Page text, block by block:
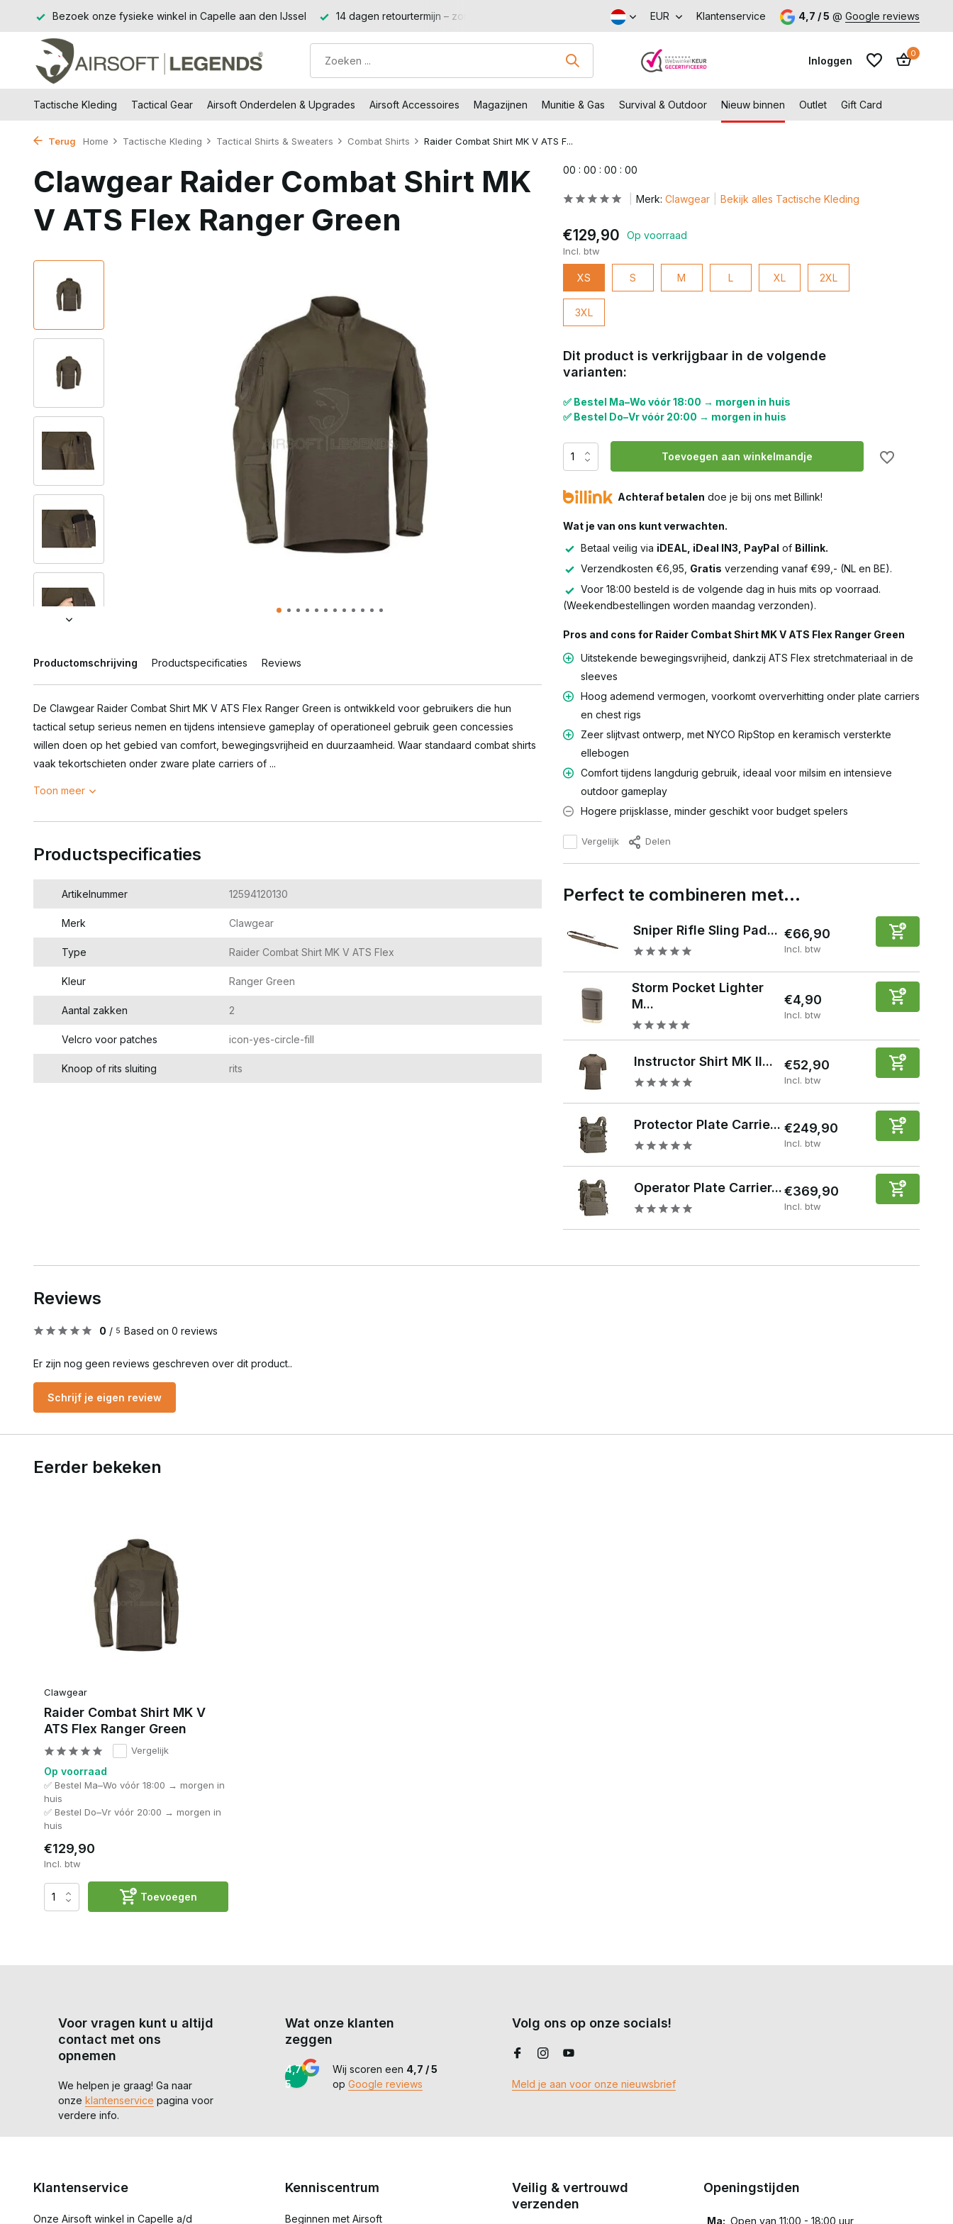
Bezoek onze fysieke winkel in Capelle aan den IJssel 14 dagen retourtermijn – zonder gedoe, zonder stress. Shop met voordeel – Gratis verzending vanaf €99,- Bezoek
EUR Klantenservice 4,7 / 5 @ Google reviews
Inloggen
0
Tactische Kleding Tactical Gear Airsoft Onderdelen & Upgrades Airsoft Accessoires Magazijnen Munitie & Gas Survival & Outdoor Nieuw binnen Outlet Gift Card
Terug Home Tactische Kleding Tactical Shirts & Sweaters Combat Shirts Raider Combat Shirt MK V ATS F...
Clawgear Raider Combat Shirt MK
V ATS Flex Ranger Green
Productomschrijving Productspecificaties Reviews
De Clawgear Raider Combat Shirt MK V ATS Flex Ranger Green is ontwikkeld voor gebruikers die hun
tactical setup serieus nemen en tijdens intensieve gameplay of operationeel gebruik geen concessies
willen doen op het gebied van comfort, bewegingsvrijheid en duurzaamheid. Waar standaard combat shirts
vaak tekortschieten onder zware plate carriers of ...
Toon meer
Productspecificaties
Artikelnummer 12594120130
Merk Clawgear
Type Raider Combat Shirt MK V ATS Flex
Kleur Ranger Green
Aantal zakken 2
Velcro voor patches icon-yes-circle-fill
Knoop of rits sluiting rits
00 : 00 : 00 : 00
Merk: Clawgear Bekijk alles Tactische Kleding
€129,90 Op voorraad
Incl. btw
XS S M L XL 2XL
3XL
Dit product is verkrijgbaar in de volgende
varianten:
✅ Bestel Ma–Wo vóór 18:00 → morgen in huis
✅ Bestel Do–Vr vóór 20:00 → morgen in huis
Toevoegen aan winkelmandje
Achteraf betalen doe je bij ons met Billink!
Wat je van ons kunt verwachten.
Betaal veilig via iDEAL, iDeal IN3, PayPal of Billink.
Verzendkosten €6,95, Gratis verzending vanaf €99,- (NL en BE).
Voor 18:00 besteld is de volgende dag in huis mits op voorraad.
(Weekendbestellingen worden maandag verzonden).
Pros and cons for Raider Combat Shirt MK V ATS Flex Ranger Green
Uitstekende bewegingsvrijheid, dankzij ATS Flex stretchmateriaal in de
sleeves
Hoog ademend vermogen, voorkomt oververhitting onder plate carriers
en chest rigs
Zeer slijtvast ontwerp, met NYCO RipStop en keramisch versterkte
ellebogen
Comfort tijdens langdurig gebruik, ideaal voor milsim en intensieve
outdoor gameplay
Hogere prijsklasse, minder geschikt voor budget spelers
Vergelijk Delen
Perfect te combineren met…
Sniper Rifle Sling Pad... €66,90
Incl. btw
Storm Pocket Lighter
M...
€4,90
Incl. btw
Instructor Shirt MK II... €52,90
Incl. btw
Protector Plate Carrie... €249,90
Incl. btw
Operator Plate Carrier...€369,90
Incl. btw
Reviews
0 / 5 Based on 0 reviews
Er zijn nog geen reviews geschreven over dit product..
Schrijf je eigen review
Eerder bekeken
Clawgear
Raider Combat Shirt MK V
ATS Flex Ranger Green
Vergelijk
Op voorraad
✅ Bestel Ma–Wo vóór 18:00 → morgen in
huis
✅ Bestel Do–Vr vóór 20:00 → morgen in
huis
€129,90
Incl. btw
Toevoegen
Voor vragen kunt u altijd
contact met ons
opnemen
We helpen je graag! Ga naar
onze klantenservice pagina voor
verdere info.
Wat onze klanten
zeggen
4,7 /
5
Wij scoren een 4,7 / 5
op Google reviews
Volg ons op onze socials!
Meld je aan voor onze nieuwsbrief
Klantenservice
Onze Airsoft winkel in Capelle a/d
Kenniscentrum
Beginnen met Airsoft
Veilig & vertrouwd
verzenden
Openingstijden
Ma: Open van 11:00 - 18:00 uur